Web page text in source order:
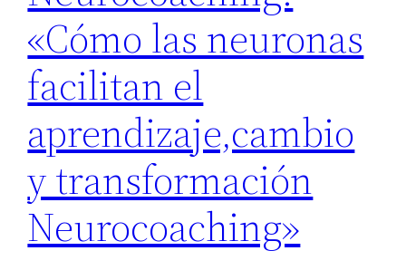
«Cómo las neuronas
facilitan el
aprendizaje,cambio
y transformación
Neurocoaching»